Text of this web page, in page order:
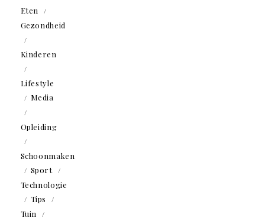
Eten
Gezondheid
Kinderen
Lifestyle
Media
Opleiding
Schoonmaken
Sport
Technologie
Tips
Tuin